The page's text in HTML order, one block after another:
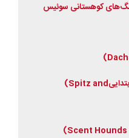
های کوهستانی سوئیس
(Spitz and
(Scent Hounds